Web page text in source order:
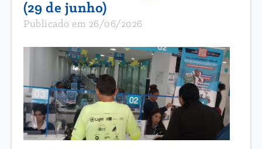
(29 de junho)
Publicado em 26/06/2026